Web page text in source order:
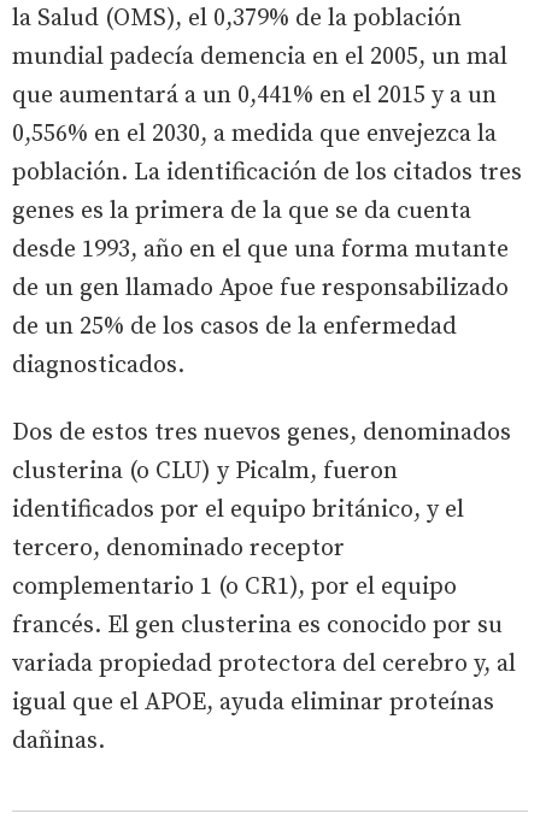
la Salud (OMS), el 0,379% de la población
mundial padecía demencia en el 2005, un mal
que aumentará a un 0,441% en el 2015 y a un
0,556% en el 2030, a medida que envejezca la
población. La identificación de los citados tres
genes es la primera de la que se da cuenta
desde 1993, año en el que una forma mutante
de un gen llamado Apoe fue responsabilizado
de un 25% de los casos de la enfermedad
diagnosticados.
Dos de estos tres nuevos genes, denominados
clusterina (o CLU) y Picalm, fueron
identificados por el equipo británico, y el
tercero, denominado receptor
complementario 1 (o CR1), por el equipo
francés. El gen clusterina es conocido por su
variada propiedad protectora del cerebro y, al
igual que el APOE, ayuda eliminar proteínas
dañinas.